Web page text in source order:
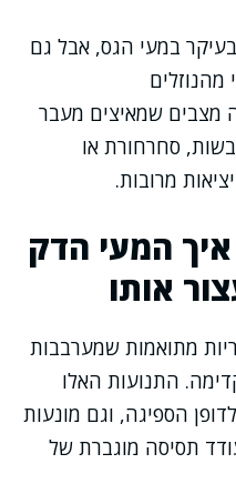
במעי הגס, אבל גם
מצבים שמאיצים מעבר
סחרחורת או
מרובות.
איך המעי הדק
אותו
מתואמות שמערבבות
התנועות האלו
הספיגה, וגם מונעות
תסיסה מוגברת של